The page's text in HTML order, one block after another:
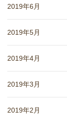
2019年6月
2019年5月
2019年4月
2019年3月
2019年2月